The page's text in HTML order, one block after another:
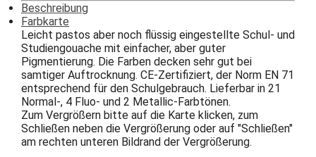
Beschreibung
Farbkarte
Leicht pastos aber noch flüssig eingestellte Schul- und
Studiengouache mit einfacher, aber guter
Pigmentierung. Die Farben decken sehr gut bei
samtiger Auftrocknung. CE-Zertifiziert, der Norm EN 71
entsprechend für den Schulgebrauch. Lieferbar in 21
Normal-, 4 Fluo- und 2 Metallic-Farbtönen.
Zum Vergrößern bitte auf die Karte klicken, zum
Schließen neben die Vergrößerung oder auf "Schließen"
am rechten unteren Bildrand der Vergrößerung.